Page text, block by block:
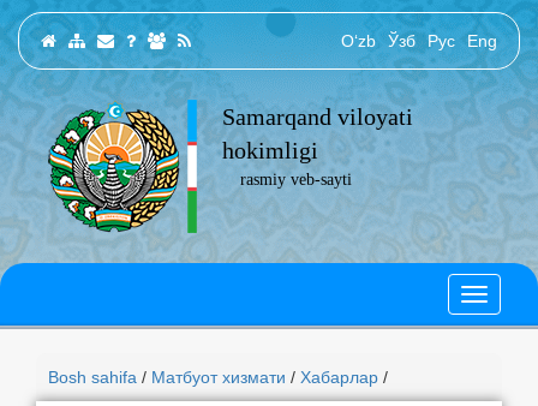
O‘zb Ўзб Рус Eng
Samarqand viloyati
hokimligi
rasmiy veb-sayti
Bosh sahifa / Матбуот хизмати / Хабарлар /